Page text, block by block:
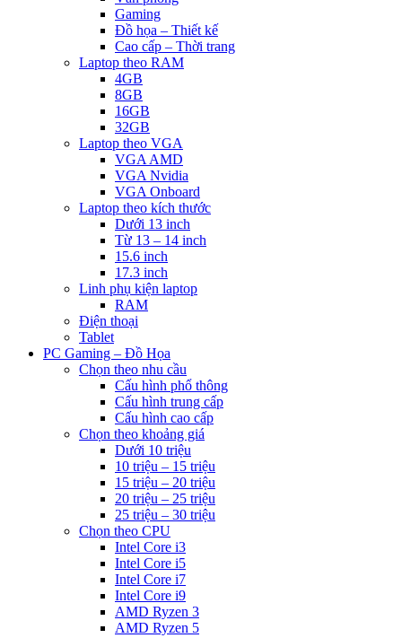
Gaming
Đồ họa – Thiết kế
Cao cấp – Thời trang
Laptop theo RAM
4GB
8GB
16GB
32GB
Laptop theo VGA
VGA AMD
VGA Nvidia
VGA Onboard
Laptop theo kích thước
Dưới 13 inch
Từ 13 – 14 inch
15.6 inch
17.3 inch
Linh phụ kiện laptop
RAM
Điện thoại
Tablet
PC Gaming – Đồ Họa
Chọn theo nhu cầu
Cấu hình phổ thông
Cấu hình trung cấp
Cấu hình cao cấp
Chọn theo khoảng giá
Dưới 10 triệu
10 triệu – 15 triệu
15 triệu – 20 triệu
20 triệu – 25 triệu
25 triệu – 30 triệu
Chọn theo CPU
Intel Core i3
Intel Core i5
Intel Core i7
Intel Core i9
AMD Ryzen 3
AMD Ryzen 5